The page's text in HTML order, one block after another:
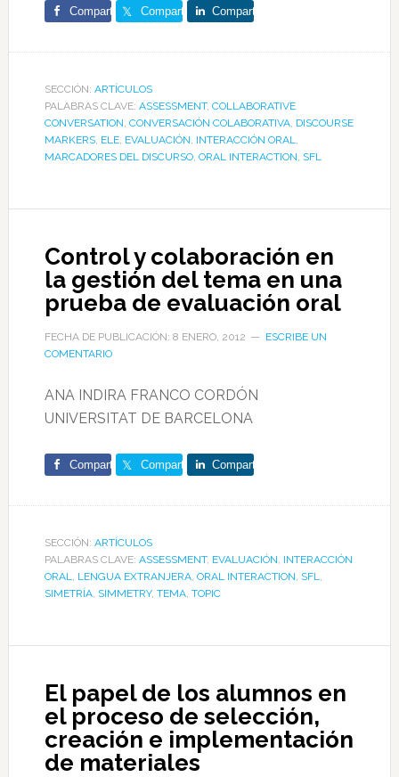
Comparte Comparte Comparte
SECCIÓN: ARTÍCULOS
PALABRAS CLAVE: ASSESSMENT, COLLABORATIVE
CONVERSATION, CONVERSACIÓN COLABORATIVA, DISCOURSE
MARKERS, ELE, EVALUACIÓN, INTERACCIÓN ORAL,
MARCADORES DEL DISCURSO, ORAL INTERACTION, SFL
Control y colaboración en
la gestión del tema en una
prueba de evaluación oral
FECHA DE PUBLICACIÓN: 8 ENERO, 2012
ESCRIBE UN
COMENTARIO
ANA INDIRA FRANCO CORDÓN
UNIVERSITAT DE BARCELONA
Comparte Comparte Comparte
SECCIÓN: ARTÍCULOS
PALABRAS CLAVE: ASSESSMENT, EVALUACIÓN, INTERACCIÓN
ORAL, LENGUA EXTRANJERA, ORAL INTERACTION, SFL,
SIMETRÍA, SIMMETRY, TEMA, TOPIC
El papel de los alumnos en
el proceso de selección,
creación e implementación
de materiales